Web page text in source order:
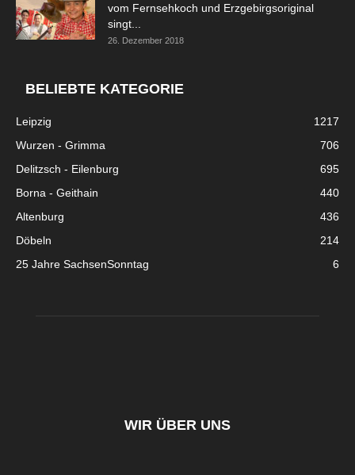
vom Fernsehkoch und Erzgebirgsoriginal
singt...
26. Dezember 2018
BELIEBTE KATEGORIE
Leipzig
1217
Wurzen - Grimma
706
Delitzsch - Eilenburg
695
Borna - Geithain
440
Altenburg
436
Döbeln
214
25 Jahre SachsenSonntag
6
WIR ÜBER UNS